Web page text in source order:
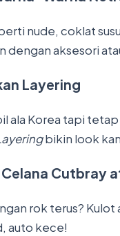
nude, coklat
dengan aksesori
Layering
ala Korea tapi
bikin look
Celana Cutbray
rok terus?
auto kece!